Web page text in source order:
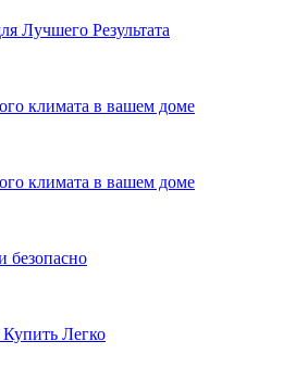
Лучшего Результата
климата в вашем доме
климата в вашем доме
безопасно
Легко